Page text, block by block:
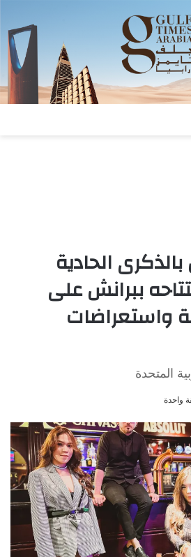
الحادية
ببرانش على
11 ساعة واستعراضات
المتحدة
واحدة